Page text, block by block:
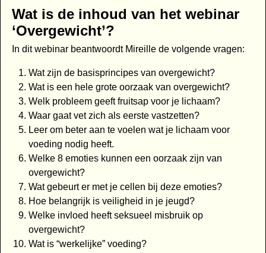
Wat is de inhoud van het webinar
‘Overgewicht’?
In dit webinar beantwoordt Mireille de volgende vragen:
Wat zijn de basisprincipes van overgewicht?
Wat is een hele grote oorzaak van overgewicht?
Welk probleem geeft fruitsap voor je lichaam?
Waar gaat vet zich als eerste vastzetten?
Leer om beter aan te voelen wat je lichaam voor
voeding nodig heeft.
Welke 8 emoties kunnen een oorzaak zijn van
overgewicht?
Wat gebeurt er met je cellen bij deze emoties?
Hoe belangrijk is veiligheid in je jeugd?
Welke invloed heeft seksueel misbruik op
overgewicht?
Wat is “werkelijke” voeding?